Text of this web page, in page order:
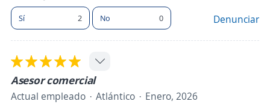
Sí 2 No 0 Denunciar
Asesor comercial
Actual empleado Atlántico
Enero, 2026